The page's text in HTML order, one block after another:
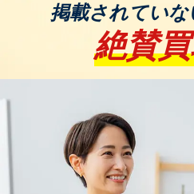
・アジレント E5071C ENA
・アジレント N5230A PNA-
これらの測定器は、専門市
査定においても高い評価を
出張買取をご希望の際は、
ち込みください。専門の査
正な価格で買取いたします。
掲載されてい
絶賛